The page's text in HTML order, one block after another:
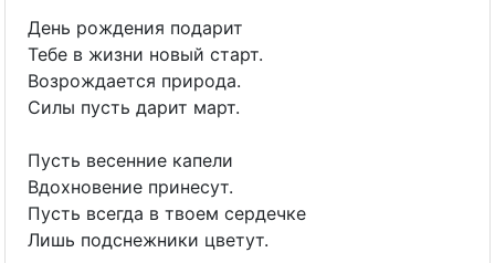
День рождения подарит
Тебе в жизни новый старт.
Возрождается природа.
Силы пусть дарит март.
Пусть весенние капели
Вдохновение принесут.
Пусть всегда в твоем сердечке
Лишь подснежники цветут.